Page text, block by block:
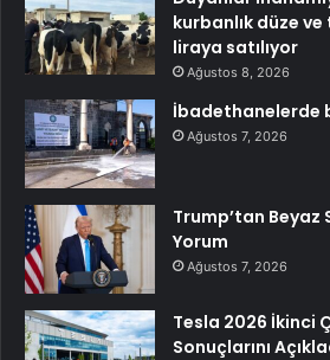
kurbanlık düze
liraya satılıyor
Ağustos 8, 2026
İbadethanelerde
Ağustos 7, 2026
Trump’tan Beyaz
Yorum
Ağustos 7, 2026
Tesla 2026 İkinci
Sonuçlarını